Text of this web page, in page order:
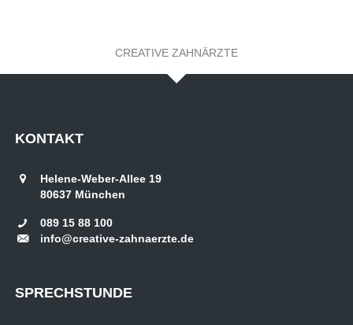
CREATIVE ZAHNÄRZTE
KONTAKT
Helene-Weber-Allee 19
80637 München
089 15 88 100
info@creative-zahnaerzte.de
SPRECHSTUNDE